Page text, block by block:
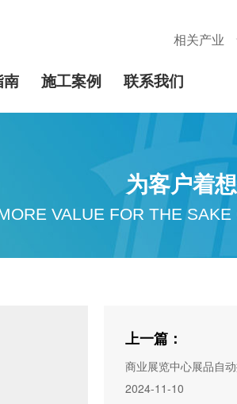
相关产业
施工案例 联系我们
为客户着
VALUE FOR THE
上一篇：
商业展览中心展品自
2024-11-10